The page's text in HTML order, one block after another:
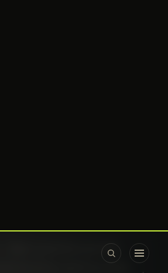
Eğer yeterince pratik